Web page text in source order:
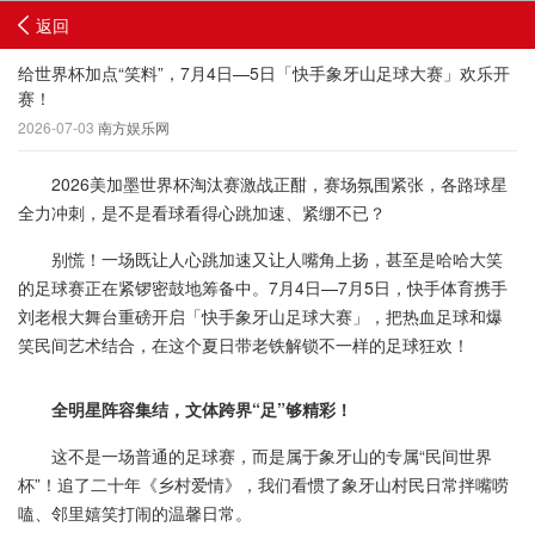
返回
给世界杯加点“笑料”，7月4日—5日「快手象牙山足球大赛」欢乐开
赛！
2026-07-03 南方娱乐网
2026美加墨世界杯淘汰赛激战正酣，赛场氛围紧张，各路球星
全力冲刺，是不是看球看得心跳加速、紧绷不已？
别慌！一场既让人心跳加速又让人嘴角上扬，甚至是哈哈大笑
的足球赛正在紧锣密鼓地筹备中。7月4日—7月5日，快手体育携手
刘老根大舞台重磅开启「快手象牙山足球大赛」，把热血足球和爆
笑民间艺术结合，在这个夏日带老铁解锁不一样的足球狂欢！
全明星阵容集结，文体跨界“足”够精彩！
这不是一场普通的足球赛，而是属于象牙山的专属“民间世界
杯”！追了二十年《乡村爱情》，我们看惯了象牙山村民日常拌嘴唠
嗑、邻里嬉笑打闹的温馨日常。